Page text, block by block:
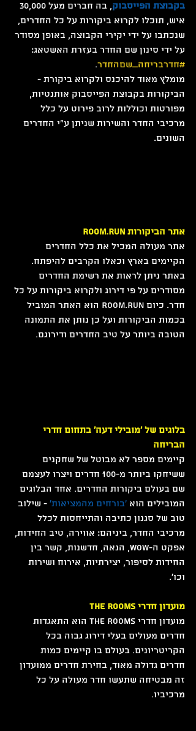
בקבוצת הפייסבוק
איש, תוכלו לקרוא ביקורות על כל החדרים,
שנכתבו על ידי יקירי הקבוצה, באופן מסודר
על ידי סינון שם החדר בעזרת האשטאג:
#חדרבריחה_שםהחדר.
מומלץ מאוד להיכנס ולקרוא ביקורת -
הביקורות בקבוצת הפייסבוק אותנטיות,
מפורטות וכוללות לרוב פירוט על כלל
מרכיבי החדר והשירות שניתן ע"י החדרים
השונים.
אתר הביקורות ROOM.RUN
אתר מעולה המכיל את כלל החדרים
הקיימים בארץ וכאלו הקרבים להיפתח.
באתר ניתן לראות את רשימת החדרים
מסודרים על פי דירוג ולקרוא ביקורות על כל
חדר. כיום ROOM.RUN הוא האתר המוביל
בכמות הביקורות ועל כן נותן את התמונה
הטובה ביותר על טיב החדרים ודירוגם.
בלוגים של 'מובילי דעה' בתחום חדרי
הבריחה
קיימים מספר לא מבוטל של שחקנים
ששיחקו ביותר מ-100 חדרים ויצרו לעצמם
שם בעולם ביקורות החדרים. אחד הבלוגים
המובילים הוא 'בורחים מהמציאות' - שילוב
טוב של סגנון כתיבה והתייחסות לכלל
מרכיבי החדר, ביניהם: אווירה, טיב החידות,
אפקט ה-WOW, הנאה, חדשנות, קשר בין
החידות לסיפור, יצירתיות, אירוח ושירות
וכו'.
מועדון חדרי THE ROOMS
מועדון חדרי THE ROOMS הוא התאגדות
חדרים מעולים בעלי דירוג גבוה בכל
הקריטריונים. בעולם בו קיימים כמות
חדרים גדולה מאוד, בחירת חדרים ממועדון
זה מבטיחה שתעשו חדר מעולה על כל
מרכיביו.